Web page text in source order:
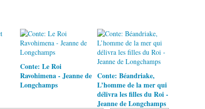
Conte: Le Roi
Ravohimena - Jeanne de
Longchamps
Conte: Béandriake,
L’homme de la mer qui
délivra les filles du Roi -
Jeanne de Longchamps